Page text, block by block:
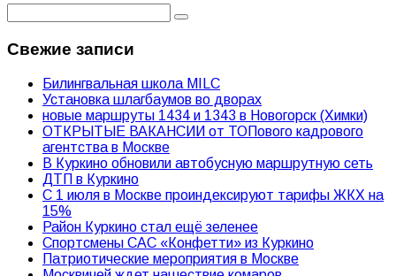
Свежие записи
Билингвальная школа MILC
Установка шлагбаумов во дворах
новые маршруты 1434 и 1343 в Новогорск (Химки)
ОТКРЫТЫЕ ВАКАНСИИ от ТОПового кадрового
агентства в Москве
В Куркино обновили автобусную маршрутную сеть
ДТП в Куркино
С 1 июля в Москве проиндексируют тарифы ЖКХ на
15%
Район Куркино стал ещё зеленее
Спортсмены САС «Конфетти» из Куркино
Патриотические мероприятия в Москве